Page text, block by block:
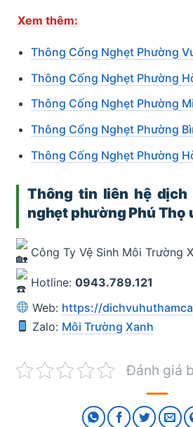
Xem thêm:
Thông Cống Nghẹt Phường
Thông Cống Nghẹt Phường
Thông Cống Nghẹt Phường
Thông Cống Nghẹt Phường
Thông Cống Nghẹt Phường
Thông tin liên hệ dịch
nghẹt phường Phú Thọ
Công Ty Vệ Sinh Môi Trường
Hotline: 0943.789.121
Web: https://
Zalo: Môi Trường Xanh
Đánh giá